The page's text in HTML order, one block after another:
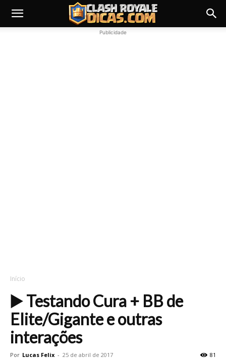
Publicidade
Início
▶️ Testando Cura + BB de
Elite/Gigante e outras
interações
Por Lucas Felix - 25 de abril de 2017 81